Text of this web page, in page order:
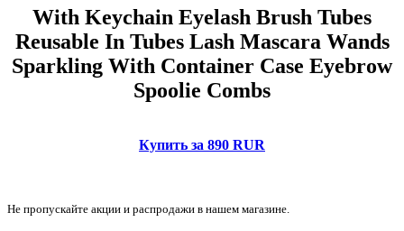
With Keychain Eyelash Brush Tubes
Reusable In Tubes Lash Mascara Wands
Sparkling With Container Case Eyebrow
Spoolie Combs
Купить за 890 RUR
Не пропускайте акции и распродажи в нашем магазине.